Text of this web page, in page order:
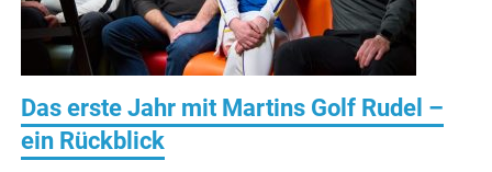
Das erste Jahr mit Martins Golf Rudel –
ein Rückblick